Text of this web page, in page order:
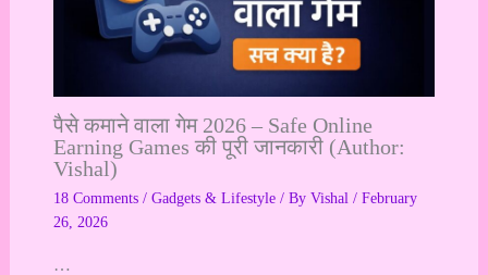
पैसे कमाने वाला गेम 2026 – Safe Online
Earning Games की पूरी जानकारी (Author:
Vishal)
18 Comments / Gadgets & Lifestyle/ By Vishal / February
26, 2026
…